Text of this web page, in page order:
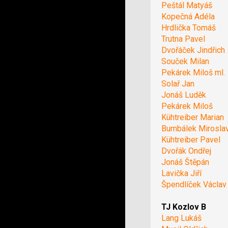
Peštál Matyáš
Kopečná Adéla
Hrdlička Tomáš
Trutna Pavel
Dvořáček Jindřich
Souček Milan
Pekárek Miloš ml.
Solař Jan
Jonáš Luděk
Pekárek Miloš
Kühtreiber Marian
Bumbálek
Kühtreiber Pavel
Dvořák Ondřej
Jonáš Štěpán
Lavička Jiří
Špendlíček Václav
TJ Kozlov B
Lang Lukáš